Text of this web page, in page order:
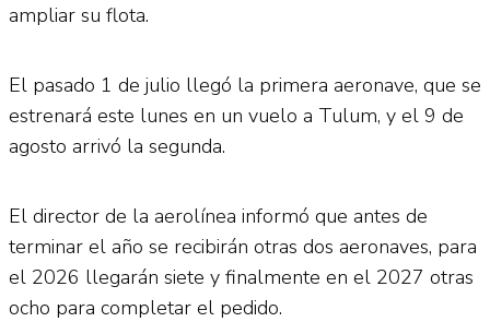
ampliar su flota.
El pasado 1 de julio llegó la primera aeronave, que se
estrenará este lunes en un vuelo a Tulum, y el 9 de
agosto arrivó la segunda.
El director de la aerolínea informó que antes de
terminar el año se recibirán otras dos aeronaves, para
el 2026 llegarán siete y finalmente en el 2027 otras
ocho para completar el pedido.